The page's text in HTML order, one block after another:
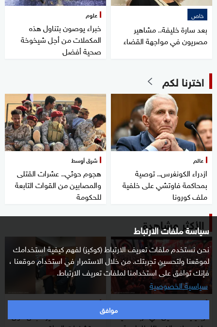
سياسة ملفات الارتباط
نحن نستخدم ملفات تعريف الارتباط (كوكيز) لفهم كيفية استخدامك
لموقعنا ولتحسين تجربتك. من خلال الاستمرار في استخدام موقعنا ،
فإنك توافق على استخدامنا لملفات تعريف الارتباط.
سياسية الخصوصية
موافق
خاص
بعد سارة خليفة.. مشاهير
مصريون في مواجهة القضاء
علوم
خبراء يوصون بتناول هذه
المكملات من أجل شيخوخة
صحية أفضل
اخترنا لكم
عالم
ازدراء الكونغرس.. توصية
بمحاكمة فاوتشي على خلفية
ملف كورونا
شرق أوسط
هجوم حوثي.. عشرات القتلى
والمصابين من القوات التابعة
للحكومة
الأكثر مشاهدة
شرق أوسط
أربعينية الحسين في كربلاء تعيد
شرق أوسط
مشاهد صادمة تثير الجدل حول